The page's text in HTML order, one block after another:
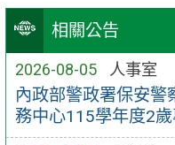
相關公告
2026-08-05 人事室
內政部警政署保安警
務中心115學年度2歲